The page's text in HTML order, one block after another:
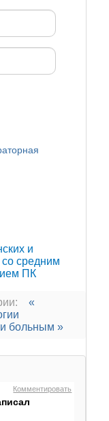
и
средним
ПК
«
больным »
Комментировать